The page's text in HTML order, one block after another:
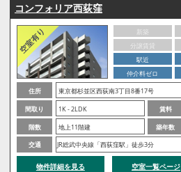
コンフォリア西荻窪
新築
分譲賃貸
駅近
仲介料ゼロ
住所
東京都杉並区西荻南3丁目8番17号
間取り
1K - 2LDK 賃料
階数
地上11階建 築年数
交通
JR総武中央線「西荻窪駅」徒歩3分
物件詳細を見る 空室一覧ページ